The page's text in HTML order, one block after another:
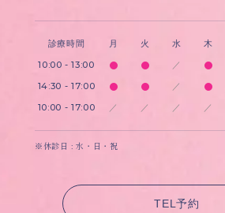
診療時間 月 火 水 木
10:00 - 13:00 ／
14:30 - 17:00 ／
10:00 - 17:00 ／ ／ ／ ／
※休診日 : 水・日・祝
TEL予約